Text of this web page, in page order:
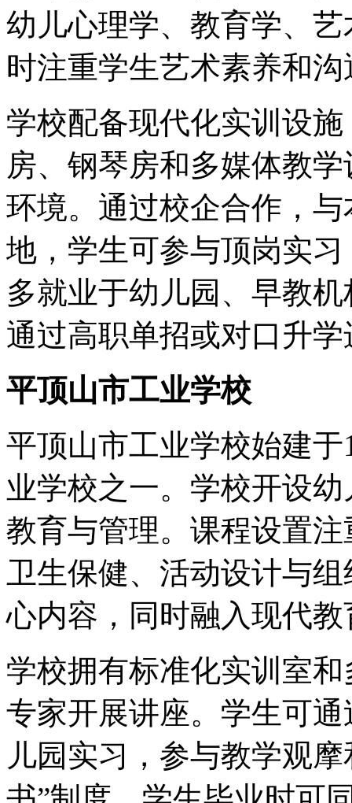
幼儿心理学、教育学、
时注重学生艺术素养和
学校配备现代化实训设
房、钢琴房和多媒体教
环境。通过校企合作，
地，学生可参与顶岗实
多就业于幼儿园、早教
通过高职单招或对口升
平顶山市工业学校
平顶山市工业学校始建
业学校之一。学校开设
教育与管理。课程设置
卫生保健、活动设计与
心内容，同时融入现代
学校拥有标准化实训室
专家开展讲座。学生可
儿园实习，参与教学观